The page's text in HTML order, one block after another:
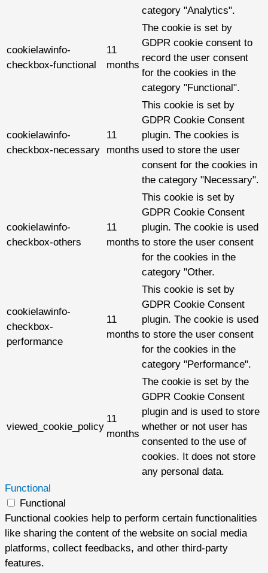
category "Analytics".
cookielawinfo-
checkbox-functional
11
months
The cookie is set by
GDPR cookie consent to
record the user consent
for the cookies in the
category "Functional".
cookielawinfo-
checkbox-necessary
11
months
This cookie is set by
GDPR Cookie Consent
plugin. The cookies is
used to store the user
consent for the cookies in
the category "Necessary".
cookielawinfo-
checkbox-others
11
months
This cookie is set by
GDPR Cookie Consent
plugin. The cookie is used
to store the user consent
for the cookies in the
category "Other.
cookielawinfo-
checkbox-
performance
11
months
This cookie is set by
GDPR Cookie Consent
plugin. The cookie is used
to store the user consent
for the cookies in the
category "Performance".
viewed_cookie_policy
11
months
The cookie is set by the
GDPR Cookie Consent
plugin and is used to store
whether or not user has
consented to the use of
cookies. It does not store
any personal data.
Functional
Functional
Functional cookies help to perform certain functionalities
like sharing the content of the website on social media
platforms, collect feedbacks, and other third-party
features.